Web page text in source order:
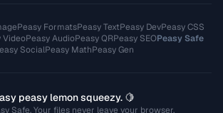
Peasy FormatsPeasy TextPeasy DevPeasy CSS
VideoPeasy AudioPeasy QRPeasy SEOPeasy Safe
SocialPeasy MathPeasy Gen
peasy lemon squeezy. 🍋
Safe. Your files never leave your browser.